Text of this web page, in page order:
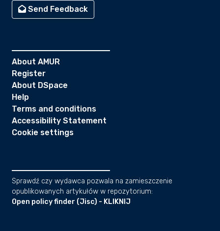
Send Feedback
About AMUR
Register
About DSpace
Help
Terms and conditions
Accessibility Statement
Cookie settings
Sprawdź czy wydawca pozwala na zamieszczenie
opublikowanych artykułów w repozytorium:
Open policy finder (Jisc) - KLIKNIJ